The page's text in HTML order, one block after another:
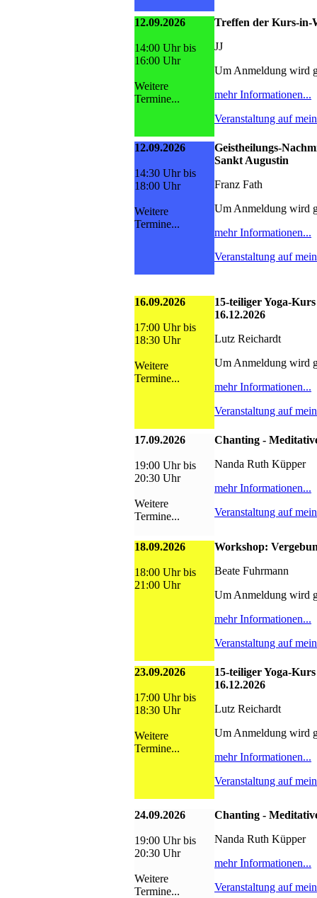
12.09.2026
14:00 Uhr bis
16:00 Uhr
Weitere
Termine...
Treffen der Kurs-in-
JJ
Um Anmeldung wird
mehr Informationen...
Veranstaltung auf
12.09.2026
14:30 Uhr bis
18:00 Uhr
Weitere
Termine...
Geistheilungs-
Sankt Augustin
Franz Fath
Um Anmeldung wird
mehr Informationen...
Veranstaltung auf
16.09.2026
17:00 Uhr bis
18:30 Uhr
Weitere
Termine...
15-teiliger Yoga-
16.12.2026
Lutz Reichardt
Um Anmeldung wird
mehr Informationen...
Veranstaltung auf
17.09.2026
19:00 Uhr bis
20:30 Uhr
Weitere
Termine...
Chanting -
Nanda Ruth Küpper
mehr Informationen...
Veranstaltung auf
18.09.2026
18:00 Uhr bis
21:00 Uhr
Workshop:
Beate Fuhrmann
Um Anmeldung wird
mehr Informationen...
Veranstaltung auf
23.09.2026
17:00 Uhr bis
18:30 Uhr
Weitere
Termine...
15-teiliger Yoga-
16.12.2026
Lutz Reichardt
Um Anmeldung wird
mehr Informationen...
Veranstaltung auf
24.09.2026
19:00 Uhr bis
20:30 Uhr
Weitere
Termine...
Chanting -
Nanda Ruth Küpper
mehr Informationen...
Veranstaltung auf